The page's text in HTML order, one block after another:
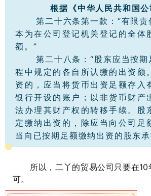
根据《中华人民共和国公
第二十六条第一款：“有限责
本为在公司登记机关登记的全体
额。”
第二十八条：“股东应当按期
程中规定的各自所认缴的出资额
资的，应当将货币出资足额存入
银行开设的账户；以非货币财产
法办理其财产权的转移手续。股
定缴纳出资的，除应当向公司足
当向已按期足额缴纳出资的股东
所以，二丫的贸易公司只要在10
可。